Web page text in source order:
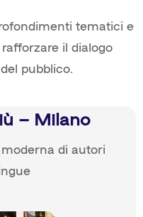
tematici e
il dialogo
pubblico.
– Milano
di autori